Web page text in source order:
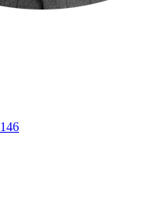
146